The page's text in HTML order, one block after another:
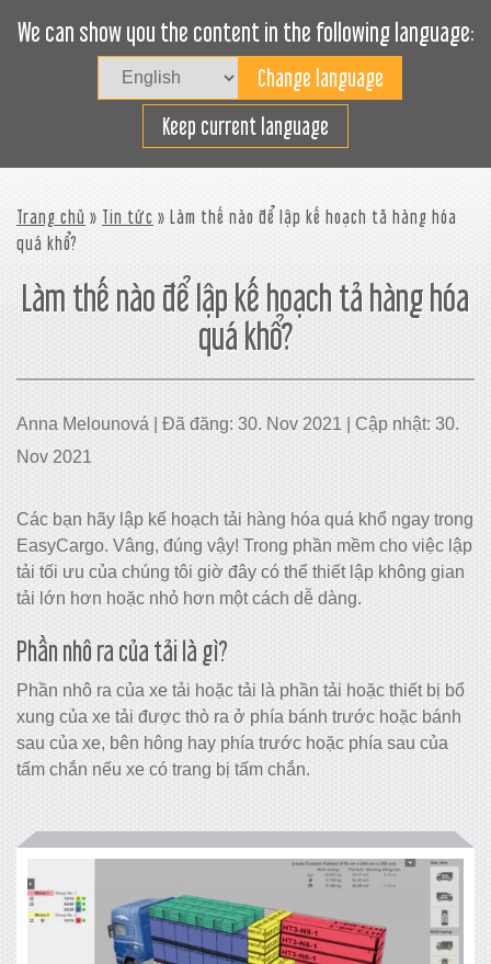
We can show you the content in the following language:
Keep current language
Xếp hàng hiệu quả
Trang chủ » Tin tức » Làm thế nào để lập kế hoạch tả hàng hóa
quá khổ?
Làm thế nào để lập kế hoạch tả hàng hóa
quá khổ?
Anna Melounová | Đã đăng: 30. Nov 2021 | Cập nhật: 30.
Nov 2021
Các bạn hãy lập kế hoạch tải hàng hóa quá khổ ngay trong
EasyCargo. Vâng, đúng vậy! Trong phần mềm cho việc lập
tải tối ưu của chúng tôi giờ đây có thể thiết lập không gian
tải lớn hơn hoặc nhỏ hơn một cách dễ dàng.
Phần nhô ra của tải là gì?
Phần nhô ra của xe tải hoặc tải là phần tải hoặc thiết bị bổ
xung của xe tải được thò ra ở phía bánh trước hoặc bánh
sau của xe, bên hông hay phía trước hoặc phía sau của
tấm chắn nếu xe có trang bị tấm chắn.